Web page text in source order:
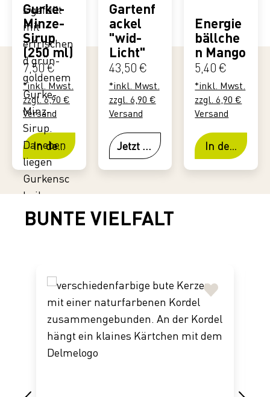
Gurke-
Minze-
Sirup
(250 ml)
Regulärer Preis:
7,50 €
*inkl. Mwst.
zzgl. 6,90 €
Versand
In den Warenkorb
Gartenf
ackel
"wid-
Licht"
Regulärer Preis:
43,50 €
*inkl. Mwst.
zzgl. 6,90 €
Versand
Jetzt ansehen
Energie
bällche
n Mango
Regulärer
5,40 €
*inkl. Mwst.
zzgl. 6,90 €
Versand
In den
BUNTE VIELFALT